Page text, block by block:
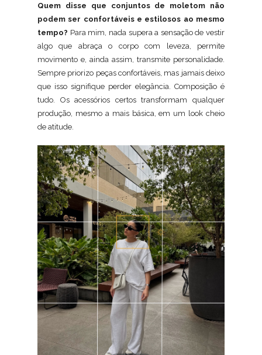
Quem disse que conjuntos de moletom não
podem ser confortáveis e estilosos ao mesmo
tempo? Para mim, nada supera a sensação de vestir
algo que abraça o corpo com leveza, permite
movimento e, ainda assim, transmite personalidade.
Sempre priorizo peças confortáveis, mas jamais deixo
que isso signifique perder elegância. Composição é
tudo. Os acessórios certos transformam qualquer
produção, mesmo a mais básica, em um look cheio
de atitude.